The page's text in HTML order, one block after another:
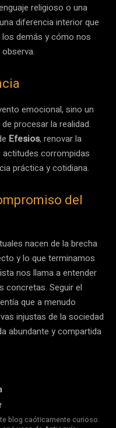
religioso o una
diferencia interior que
demás y cómo nos
emocional, sino un
procesar la realidad.
Efesios, renovar la
actitudes corrompidas
práctica y cotidiana.
del
nacen de la brecha
y lo que terminamos
nos llama a entender
concretas. Seguir el
que a menudo
injustas de la sociedad
abundante y compartida
blog caóticamente curioso.